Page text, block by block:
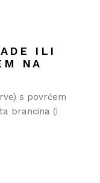
ILI
NA
s povrćem
brancina (i